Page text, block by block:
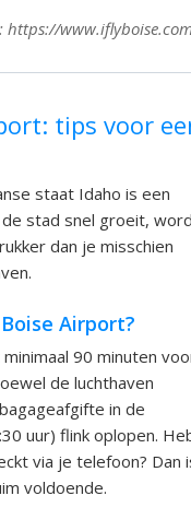
https://
tips voor
staat Idaho is een
stad snel groeit,
dan je misschien
Airport?
90 minuten
de luchthaven
in de
uur) flink oplopen.
via je telefoon? Dan
voldoende.